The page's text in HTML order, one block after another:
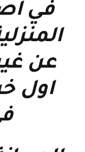
في
عن
اول